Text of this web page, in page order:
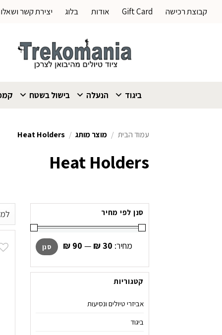
קבוצת רכישה Gift Card אודות בלוג יצירת קשר
ביגוד הנעלה בישול בשטח
Heat Holders
עמוד הבית / מוצר מותג /
Heat Holders
סנן לפי מחיר
מינימלי
מקסימלי סנן מחיר: ₪ 30
—
₪ 90
קטגוריות
אביזרי טיולים ונסיעות
ביגוד